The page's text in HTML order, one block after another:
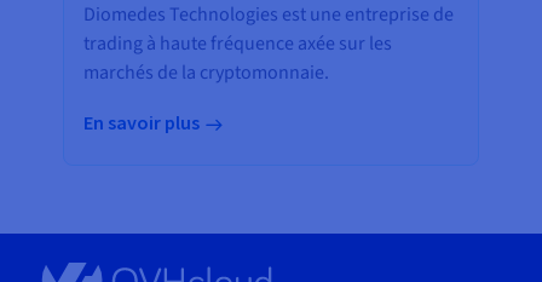
Diomedes Technologies est une entreprise de
trading à haute fréquence axée sur les
marchés de la cryptomonnaie.
En savoir plus